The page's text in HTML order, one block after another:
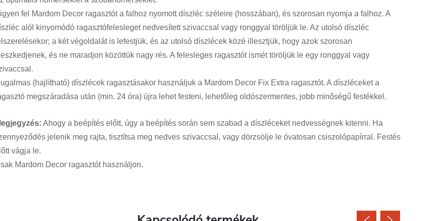
fel Mardom Decor ragasztót a falhoz nyomott díszléc széleire (hosszában), és szorosan nyomja a falhoz. A
alól kinyomódó ragasztófelesleget nedvesített szivaccsal vagy ronggyal töröljük le. Az utolsó díszléc
a két végoldalát is lefestjük, és az utolsó díszlécek közé illesztjük, hogy azok szorosan
és ne maradjon közöttük nagy rés. A felesleges ragasztót ismét töröljük le egy ronggyal vagy
(hajlítható) díszlécek ragasztásakor használjuk a Mardom Decor Fix Extra ragasztót. A díszléceket a
megszáradása után (min. 24 óra) újra lehet festeni, lehetőleg oldószermentes, jobb minőségű festékkel.
Ahogy a beépítés előtt, úgy a beépítés során sem szabad a díszléceket nedvességnek kitenni. Ha
jelenik meg rajta, tisztítsa meg nedves szivaccsal, vagy dörzsölje le óvatosan csiszolópapírral. Festés
vágja le.
Mardom Decor ragasztót használjon.